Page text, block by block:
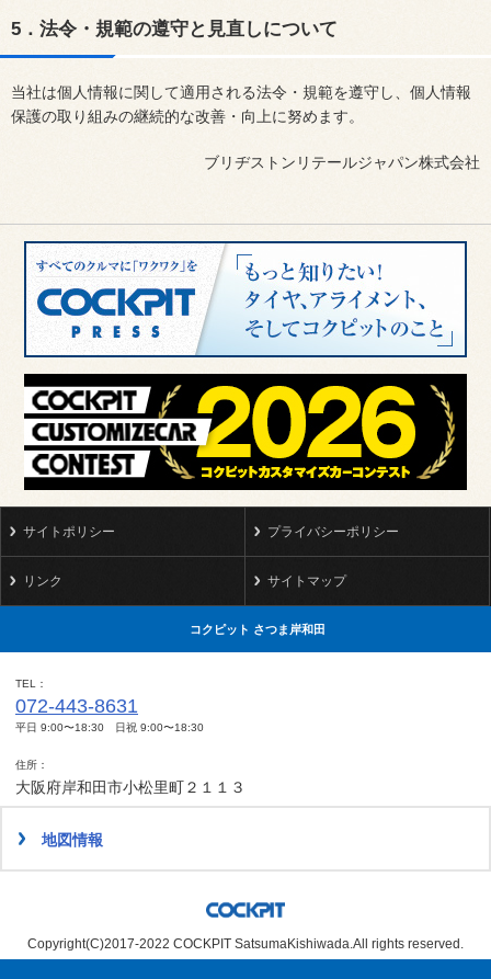
5．法令・規範の遵守と見直しについて
当社は個人情報に関して適用される法令・規範を遵守し、個人情報
保護の取り組みの継続的な改善・向上に努めます。
ブリヂストンリテールジャパン株式会社
サイトポリシー プライバシーポリシー
リンク サイトマップ
コクピット さつま岸和田
TEL
072-443-8631
平日 9:00〜18:30 日祝 9:00〜18:30
住所
大阪府岸和田市小松里町２１１３
地図情報
Copyright(C)2017-2022 COCKPIT SatsumaKishiwada.All rights reserved.